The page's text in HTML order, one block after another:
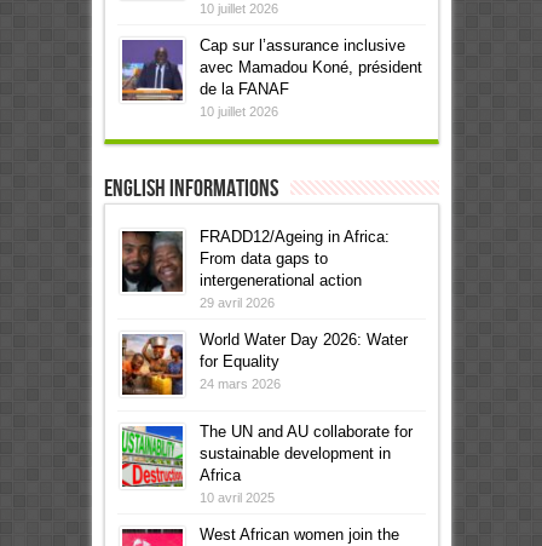
10 juillet 2026
Cap sur l’assurance inclusive
avec Mamadou Koné, président
de la FANAF
10 juillet 2026
English informations
FRADD12/Ageing in Africa:
From data gaps to
intergenerational action
29 avril 2026
World Water Day 2026: Water
for Equality
24 mars 2026
The UN and AU collaborate for
sustainable development in
Africa
10 avril 2025
West African women join the